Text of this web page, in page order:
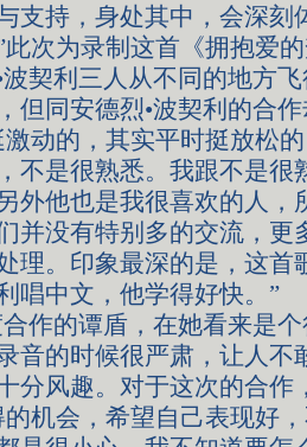
支持，身处其中，会深刻
次为录制这首《拥抱爱
契利三人从不同的地方
但同安德烈•波契利的合
动的，其实平时挺放松
不是很熟悉。我跟不是很
外他也是我很喜欢的人，
并没有特别多的交流，更
理。印象最深的是，这首
唱中文，他学得好快。”
作的谭盾，在她看来是
音的时候很严肃，让人不
分风趣。对于这次的合作
机会，希望自己表现好